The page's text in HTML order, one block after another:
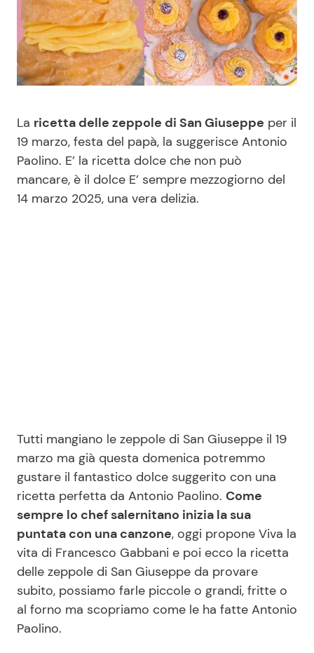
Benessere
Casa
Mondo Mamma
News benessere
Cucina e Ricette
Consigli di Cucina
Le Ricette in TV
Primi Piatti
Chi siamo
Disclaimer e Privacy
Redazione
Contattaci
Pubblicità
Privacy Policy
La ricetta delle zeppole di San Giuseppe per il
19 marzo, festa del papà, la suggerisce Antonio
Paolino. E’ la ricetta dolce che non può
mancare, è il dolce E’ sempre mezzogiorno del
14 marzo 2025, una vera delizia.
Tutti mangiano le zeppole di San Giuseppe il 19
marzo ma già questa domenica potremmo
gustare il fantastico dolce suggerito con una
ricetta perfetta da Antonio Paolino. Come
sempre lo chef salernitano inizia la sua
puntata con una canzone, oggi propone Viva la
vita di Francesco Gabbani e poi ecco la ricetta
delle zeppole di San Giuseppe da provare
subito, possiamo farle piccole o grandi, fritte o
al forno ma scopriamo come le ha fatte Antonio
Paolino.